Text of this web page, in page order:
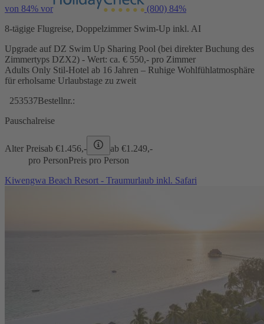
von 84% vor (800) 84%
8-tägige Flugreise, Doppelzimmer Swim-Up inkl. AI
Upgrade auf DZ Swim Up Sharing Pool (bei direkter Buchung des
Zimmertyps DZX2) - Wert: ca. € 550,- pro Zimmer
Adults Only Stil-Hotel ab 16 Jahren – Ruhige Wohlfühlatmosphäre
für erholsame Urlaubstage zu zweit
253537Bestellnr.:
Pauschalreise
Alter Preisab €1.456,- ab €1.249,-
pro PersonPreis pro Person
Kiwengwa Beach Resort - Traumurlaub inkl. Safari